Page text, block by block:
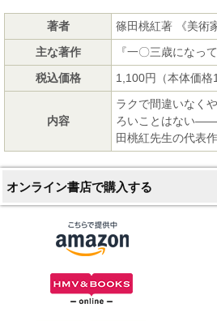
著者
篠田桃紅著 《美術
主な著作
『一〇三歳になっ
税込価格
1,100円（本体価格
内容
ラクで間違いなく
ろいことはない――
田桃紅先生の代表
オンライン書店で購入する